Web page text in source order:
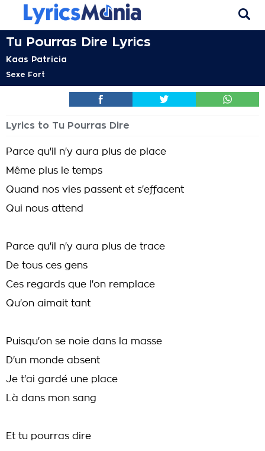
Tu Pourras Dire Lyrics
Kaas Patricia
Sexe Fort
Lyrics to Tu Pourras Dire
Parce qu'il n'y aura plus de place
Même plus le temps
Quand nos vies passent et s'effacent
Qui nous attend
Parce qu'il n'y aura plus de trace
De tous ces gens
Ces regards que l'on remplace
Qu'on aimait tant
Puisqu'on se noie dans la masse
D'un monde absent
Je t'ai gardé une place
Là dans mon sang
Et tu pourras dire